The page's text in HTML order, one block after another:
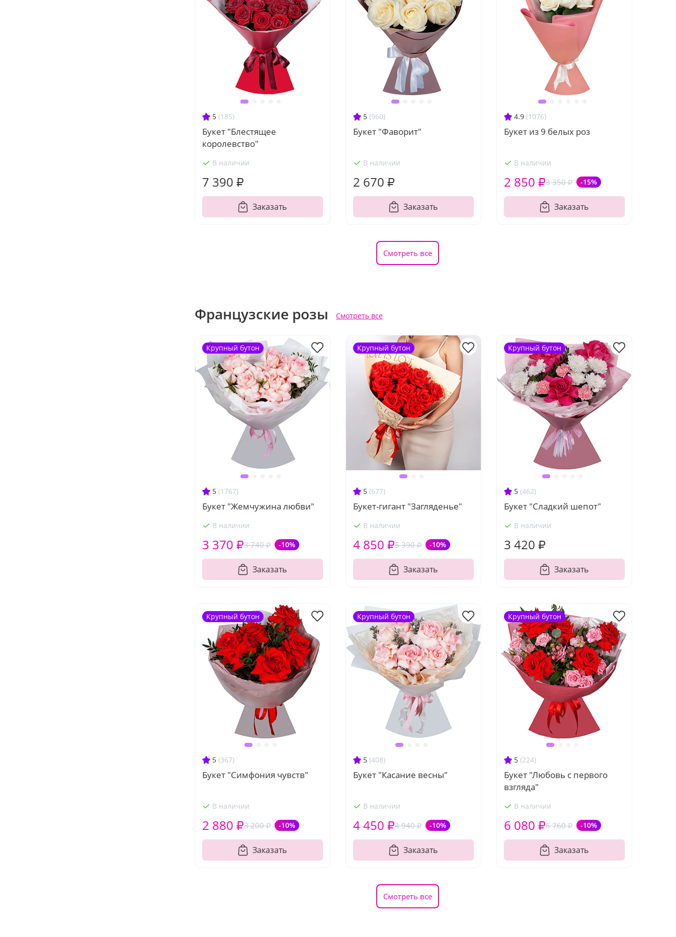
5 (185)
Букет "Блестящее
королевство"
В наличии
7 390 ₽
Заказать
5 (960)
Букет "Фаворит"
В наличии
2 670 ₽
Заказать
4.9 (1076)
Букет из 9 белых роз
В наличии
3 350 ₽ -15%
2 850 ₽
Заказать
Смотреть все
Французские розы Смотреть все
5 (1767)
Букет "Жемчужина любви"
В наличии
3 740 ₽ -10%
3 370 ₽
Заказать
Крупный бутон
5 (677)
Букет-гигант "Загляденье"
В наличии
5 390 ₽ -10%
4 850 ₽
Заказать
Крупный бутон
5 (462)
Букет "Сладкий шепот"
В наличии
3 420 ₽
Заказать
Крупный бутон
5 (367)
Букет "Симфония чувств"
В наличии
3 200 ₽ -10%
2 880 ₽
Заказать
Крупный бутон
5 (408)
Букет "Касание весны"
В наличии
4 940 ₽ -10%
4 450 ₽
Заказать
Крупный бутон
5 (224)
Букет "Любовь с первого
взгляда"
В наличии
6 760 ₽ -10%
6 080 ₽
Заказать
Крупный бутон
Смотреть все